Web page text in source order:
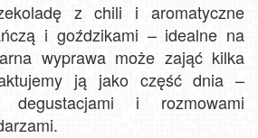
z chili i aromatyczne
i goździkami – idealne na
wyprawa może zająć kilka
ją jako część dnia –
degustacjami i rozmowami